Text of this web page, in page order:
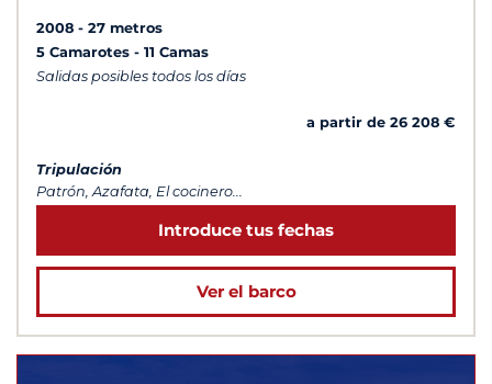
2008
27 metros
5 Camarotes
11 Camas
Salidas posibles todos los días
a partir de 26 208 €
Tripulación
Patrón, Azafata, El cocinero...
Introduce tus fechas
Ver el barco